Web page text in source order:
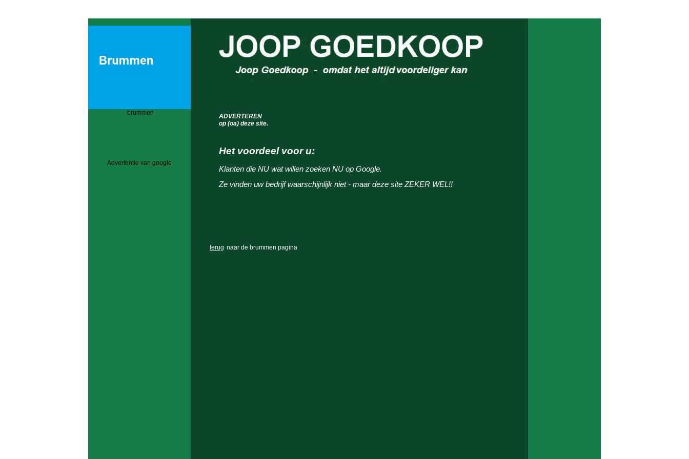
brummen
Advertentie van google
ADVERTEREN
op (oa) deze site.
Het voordeel voor u:
Klanten die NU wat willen zoeken NU op Google.
Ze vinden uw bedrijf waarschijnlijk niet - maar deze site ZEKER WEL!!
terug naar de brummen pagina